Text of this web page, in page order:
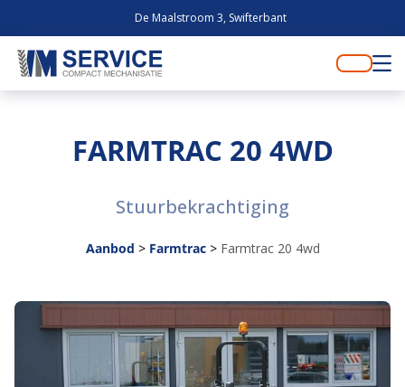
De Maalstroom 3, Swifterbant
FARMTRAC 20 4WD
Stuurbekrachtiging
Aanbod > Farmtrac> Farmtrac 20 4wd